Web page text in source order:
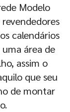
Modelo
calendários
área de
assim o
que seu
de montar